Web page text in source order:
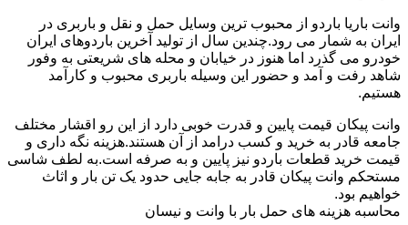
وانت باریا باردو از محبوب ترین وسایل حمل و نقل و باربری در
ایران به شمار می رود.چندین سال از تولید آخرین باردوهای ایران
خودرو می گذرد اما هنوز در خیابان و محله های شریعتی به وفور
شاهد رفت و آمد و حضور این وسیله باربری محبوب و کارآمد
هستیم.
وانت پیکان قیمت پایین و قدرت خوبی دارد از این رو اقشار مختلف
جامعه قادر به خرید و کسب درامد از آن هستند.هزینه نگه داری و
قیمت خرید قطعات باردو نیز پایین و به صرفه است.به لطف شاسی
مستحکم وانت پیکان قادر به جابه جایی حدود یک تن بار و اثاث
خواهیم بود.
محاسبه هزینه های حمل بار با وانت و نیسان